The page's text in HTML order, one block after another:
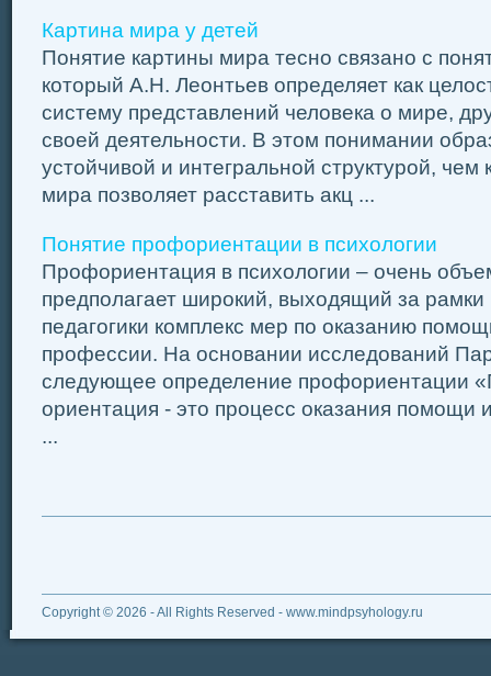
Картина мира у детей
Понятие картины мира тесно связано с
который А.Н. Леонтьев определяет как
систему представлений человека о мире,
своей деятельности. В этом понимании
устойчивой и интегральной структурой,
мира позволяет расставить акц ...
Понятие профориентации в психологии
Профориентация в психологии – очень
предполагает широкий, выходящий за рамки
педагогики комплекс мер по оказанию
профессии. На основании исследований
следующее определение профориентации
ориентация - это процесс оказания помощи
...
Copyright © 2026 - All Rights Reserved - www.mindpsyhology.ru